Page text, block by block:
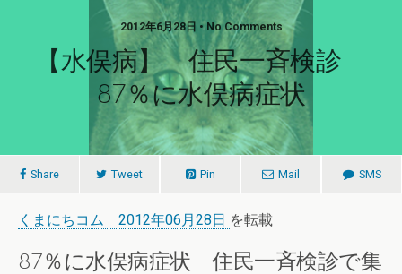
2012年6月28日 • No Comments
【水俣病】 住民一斉検診
87％に水俣病症状
Share Tweet Pin Mail SMS
くまにちコム 2012年06月28日 を転載
87％に水俣病症状 住民一斉検診で集